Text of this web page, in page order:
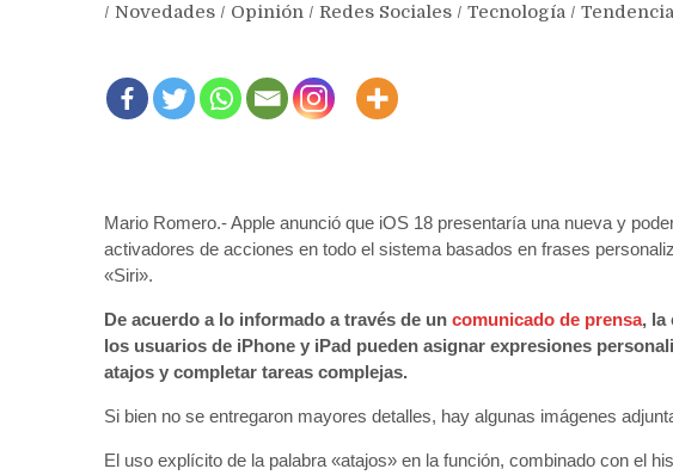
/ Novedades / Opinión / Redes Sociales / Tecnología /
Mario Romero.- Apple anunció que iOS 18 presentaría una nueva y
activadores de acciones en todo el sistema basados en frases
«Siri».
De acuerdo a lo informado a través de un comunicado de prensa, la
los usuarios de iPhone y iPad pueden asignar expresiones
atajos y completar tareas complejas.
Si bien no se entregaron mayores detalles, hay algunas imágenes
El uso explícito de la palabra «atajos» en la función, combinado con el